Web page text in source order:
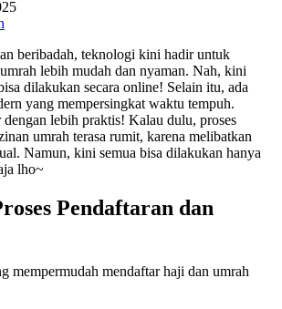
beribadah, teknologi kini hadir untuk
lebih mudah dan nyaman. Nah, kini
dilakukan secara online! Selain itu, ada
yang mempersingkat waktu tempuh.
dengan lebih praktis! Kalau dulu, proses
umrah terasa rumit, karena melibatkan
Namun, kini semua bisa dilakukan hanya
lho~
Pendaftaran dan